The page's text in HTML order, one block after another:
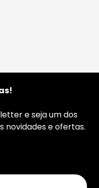
e seja um dos
novidades e ofertas.